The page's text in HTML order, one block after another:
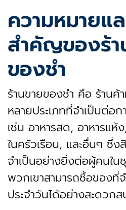
ความหมายแ
สำคัญของร้า
ของชำ
ร้านขายของชำ คือ ร้านค้
หลายประเภทที่จำเป็นต่อ
เช่น อาหารสด, อาหารแห้
ในครัวเรือน, และอื่นๆ ซึ่ง
จำเป็นอย่างยิ่งต่อผู้คนใน
พวกเขาสามารถซื้อของที่
ประจำวันได้อย่างสะดวกส